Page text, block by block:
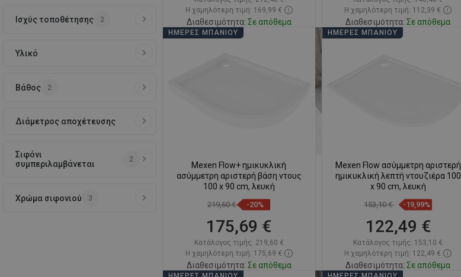
Ισχύς τοποθέτησης 2
Υλικό
Βάθος 2
Διάμετρος αποχέτευσης
Σιφόνι
συμπεριλαμβάνεται
2
Χρώμα σιφονιού 3
Η χαμηλότερη τιμή: 169,99 €
Διαθεσιμότητα: Σε απόθεμα
Η χαμηλότερη τιμή: 112,39 €
Διαθεσιμότητα: Σε απόθεμα
ΗΜΈΡΕΣ ΜΠΆΝΙΟΥ
Mexen Flow+ ημικυκλική
ασύμμετρη αριστερή βάση ντους
100 x 90 cm, λευκή
219,60 € -20%
175,69 €
Κατάλογος τιμής: 219,60 €
Η χαμηλότερη τιμή: 175,69 €
Διαθεσιμότητα: Σε απόθεμα
ΗΜΈΡΕΣ ΜΠΆΝΙΟΥ
Mexen Flow ασύμμετρη αριστερή
ημικυκλική λεπτή ντουζιέρα 100
x 90 cm, λευκή
153,10 € -19,99%
122,49 €
Κατάλογος τιμής: 153,10 €
Η χαμηλότερη τιμή: 122,49 €
Διαθεσιμότητα: Σε απόθεμα